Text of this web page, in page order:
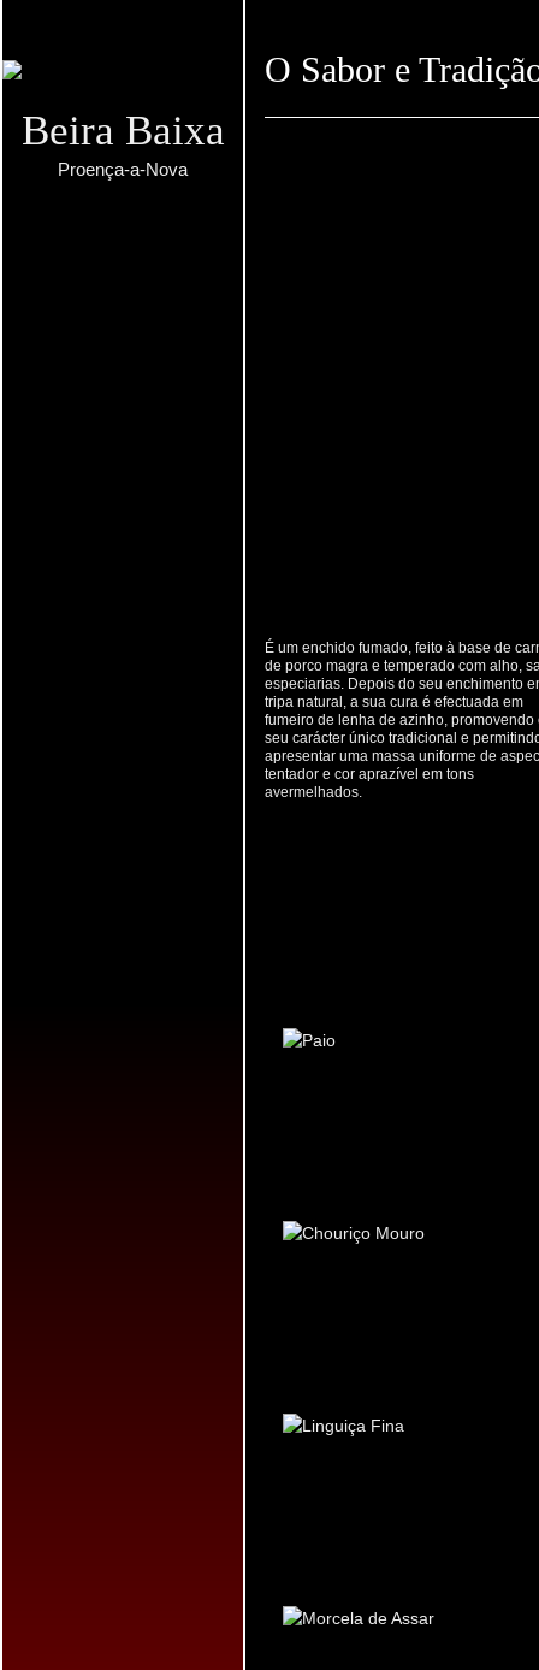
Beira Baixa
Proença-a-Nova
O Sabor e
É um enchido fumado, feito à base de
de porco magra e temperado com alho,
especiarias. Depois do seu enchimento
tripa natural, a sua cura é efectuada em
fumeiro de lenha de azinho, promovendo
seu carácter único tradicional e
apresentar uma massa uniforme de
tentador e cor aprazível em tons
avermelhados.